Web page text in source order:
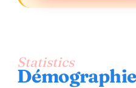
Statistics